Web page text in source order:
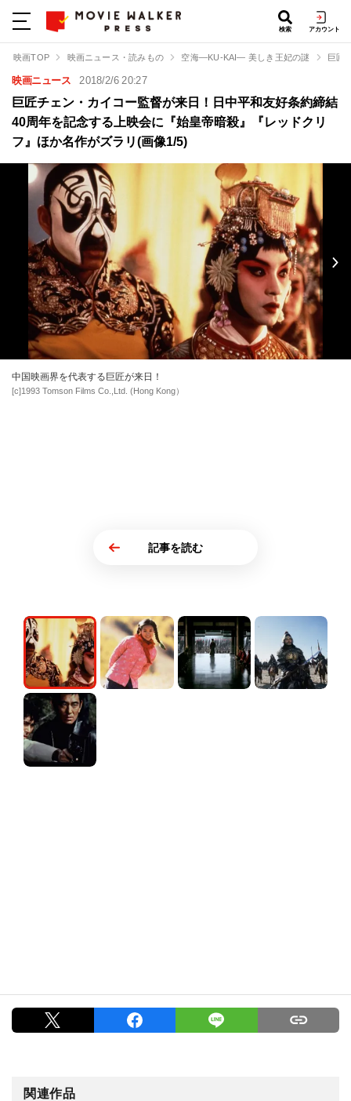
検索 アカウント
映画TOP 映画ニュース・読みもの 空海―KU-KAI― 美しき王妃の謎 巨匠
映画ニュース 2018/2/6 20:27
巨匠チェン・カイコー監督が来日！日中平和友好条約締結
40周年を記念する上映会に『始皇帝暗殺』『レッドクリ
フ』ほか名作がズラリ(画像1/5)
中国映画界を代表する巨匠が来日！
[c]1993 Tomson Films Co.,Ltd. (Hong Kong）
記事を読む
関連作品